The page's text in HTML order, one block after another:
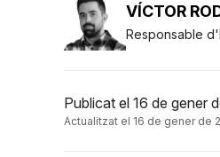
VÍCTOR
Responsable
Publicat el 16 de gener
Actualitzat el 16 de gener de